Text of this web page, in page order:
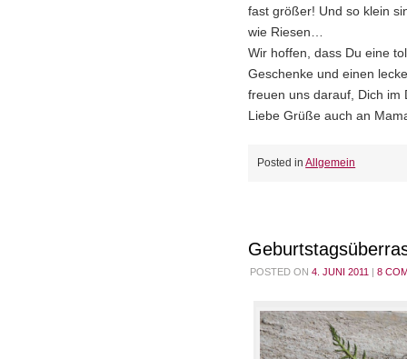
fast größer! Und so klein
wie Riesen…
Wir hoffen, dass Du eine
Geschenke und einen
freuen uns darauf, Dich im
Liebe Grüße auch an
Posted in Allgemein
POSTED ON 4. JUNI 2011 | 8